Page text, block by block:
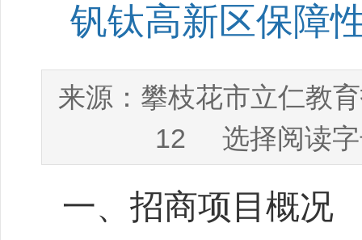
钒钛高新区保障
来源： 攀枝花市立仁教
12 选择阅读
一、招商项目概况